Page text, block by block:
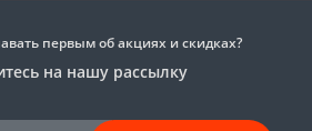
первым об акциях и скидках?
на нашу рассылку